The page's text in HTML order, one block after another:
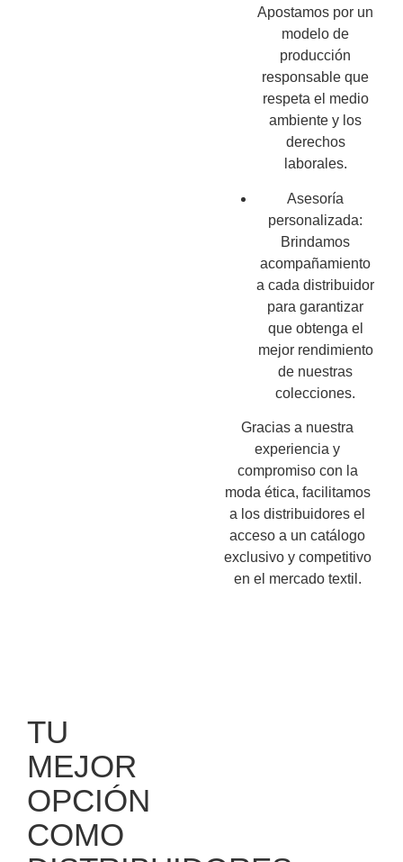
Apostamos por un
modelo de
producción
responsable que
respeta el medio
ambiente y los
derechos
laborales.
Asesoría
personalizada:
Brindamos
acompañamiento
a cada distribuidor
para garantizar
que obtenga el
mejor rendimiento
de nuestras
colecciones.
Gracias a nuestra
experiencia y
compromiso con la
moda ética, facilitamos
a los distribuidores el
acceso a un catálogo
exclusivo y competitivo
en el mercado textil.
TU
MEJOR
OPCIÓN
COMO